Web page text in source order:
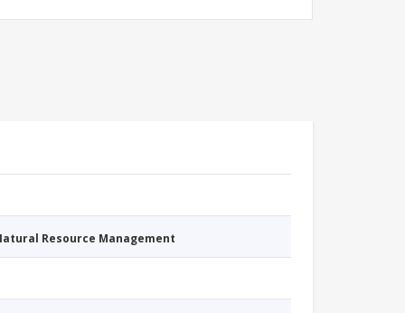
Resource Management